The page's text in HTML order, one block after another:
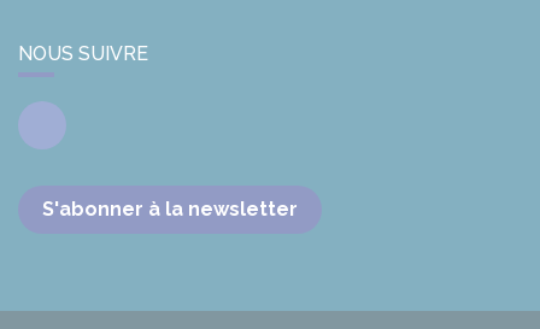
NOUS SUIVRE
Facebook
S'abonner à la newsletter